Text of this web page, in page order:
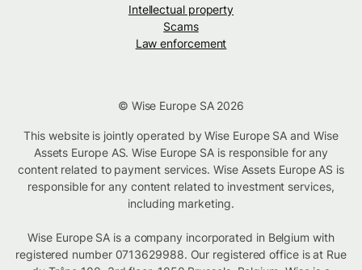
Intellectual property
Scams
Law enforcement
© Wise Europe SA 2026
This website is jointly operated by Wise Europe SA and Wise
Assets Europe AS. Wise Europe SA is responsible for any
content related to payment services. Wise Assets Europe AS is
responsible for any content related to investment services,
including marketing.
Wise Europe SA is a company incorporated in Belgium with
registered number 0713629988. Our registered office is at Rue